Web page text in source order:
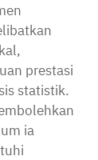
prestasi
statistik.
ia